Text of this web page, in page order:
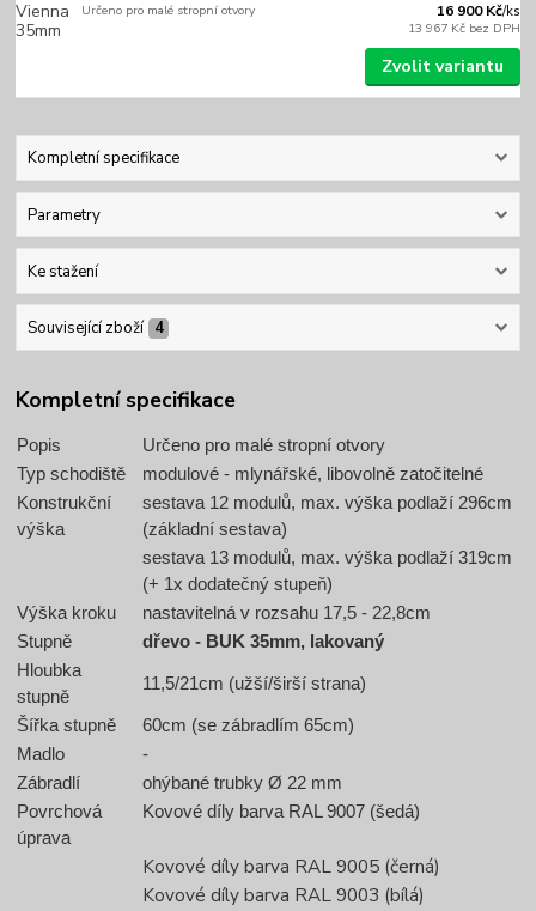
Určeno pro malé stropní otvory 16 900 Kč/ks
13 967 Kč bez DPH
Zvolit variantu
Kompletní specifikace
Parametry
Ke stažení
Související zboží 4
Kompletní specifikace
Popis
Určeno pro malé stropní otvory
Typ schodiště
modulové - mlynářské, libovolně zatočitelné
Konstrukční
výška
sestava 12 modulů, max. výška podlaží 296cm
(základní sestava)
sestava 13 modulů, max. výška podlaží 319cm
(+ 1x dodatečný stupeň)
Výška kroku
nastavitelná v rozsahu 17,5 - 22,8cm
Stupně
dřevo - BUK 35mm, lakovaný
Hloubka
stupně
11,5/21cm (užší/širší strana)
Šířka stupně
60cm (se zábradlím 65cm)
Madlo
-
Zábradlí
ohýbané trubky Ø 22 mm
Povrchová
úprava
Kovové díly barva RAL 9007 (šedá)
Kovové díly barva RAL 9005 (černá)
Kovové díly barva RAL 9003 (bílá)